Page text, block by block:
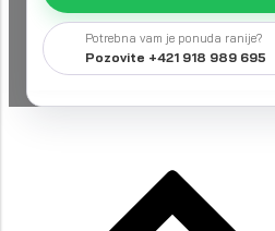
Potrebna vam je ponuda ranije?
Pozovite +421 918 989 695